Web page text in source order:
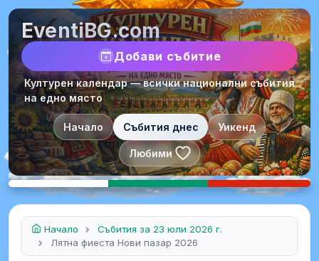
EventiBG.com
Добави събитие
Културен календар — всички национални събития
на едно място
Начало Събития днес Уикенд
Любими
Начало
Събития за 23 юли 2026 г.
Лятна фиеста Нови пазар 2026